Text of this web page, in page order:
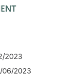
2023
06/2023